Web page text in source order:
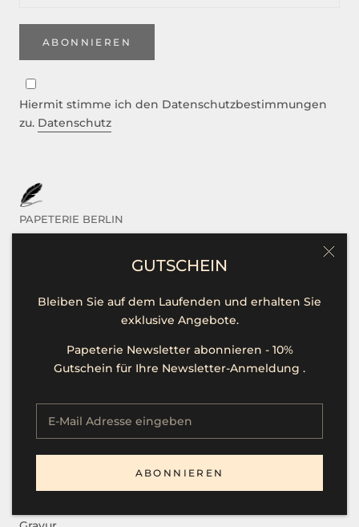
GUTSCHEIN
Bleiben Sie auf dem Laufenden und erhalten Sie
exklusive Angebote.
Papeterie Newsletter abonnieren - 10%
Gutschein für Ihre Newsletter-Anmeldung .
ABONNIEREN
ABONNIEREN
Hiermit stimme ich den Datenschutzbestimmungen
zu. Datenschutz
PAPETERIE BERLIN
Öffnungszeiten